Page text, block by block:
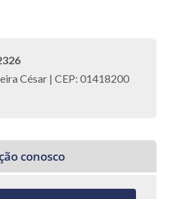
César | CEP: 01418200
conosco